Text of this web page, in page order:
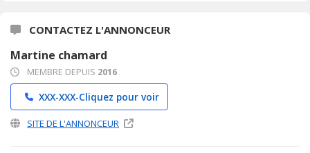
CONTACTEZ L'ANNONCEUR
Martine chamard
MEMBRE DEPUIS 2016
XXX-XXX-Cliquez pour voir
SITE DE L'ANNONCEUR